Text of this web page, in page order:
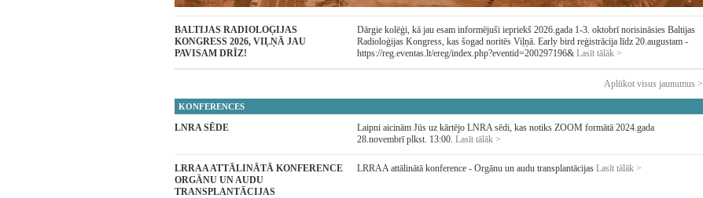
BALTIJAS RADIOLOĢIJAS
KONGRESS 2026, VIĻŅĀ JAU
PAVISAM DRĪZ!
Dārgie kolēģi, kā jau esam informējuši iepriekš 2026.gada 1-3. oktobrī norisināsies Baltijas
Radioloģijas Kongress, kas šogad noritēs Viļņā. Early bird reģistrācija līdz 20.augustam -
https://reg.eventas.lt/ereg/index.php?eventid=200297196& Lasīt tālāk >
Aplūkot visus jaunumus >
KONFERENCES
LNRA SĒDE
Laipni aicinām Jūs uz kārtējo LNRA sēdi, kas notiks ZOOM formātā 2024.gada
28.novembrī plkst. 13:00. Lasīt tālāk >
LRRAA ATTĀLINĀTĀ KONFERENCE
ORGĀNU UN AUDU
TRANSPLANTĀCIJAS
LRRAA attālinātā konference - Orgānu un audu transplantācijas Lasīt tālāk >